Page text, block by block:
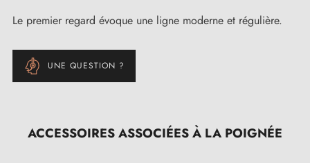
Le premier regard évoque une ligne moderne et régulière.
UNE QUESTION ?
ACCESSOIRES ASSOCIÉES À LA POIGNÉE